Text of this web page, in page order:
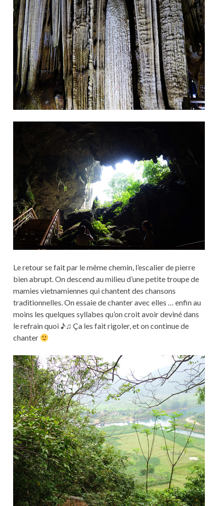
Le retour se fait par le même chemin, l’escalier de pierre
bien abrupt. On descend au milieu d’une petite troupe de
mamies vietnamiennes qui chantent des chansons
traditionnelles. On essaie de chanter avec elles … enfin au
moins les quelques syllabes qu’on croit avoir deviné dans
le refrain quoi ♪♫ Ça les fait rigoler, et on continue de
chanter